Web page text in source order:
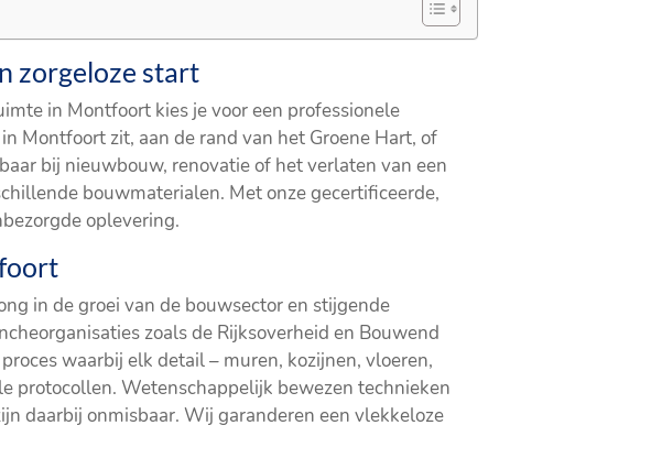
zorgeloze start
in Montfoort kies je voor een professionele
Montfoort zit, aan de rand van het Groene Hart, of
bij nieuwbouw, renovatie of het verlaten van een
bouwmaterialen. Met onze gecertificeerde,
oplevering.
in de groei van de bouwsector en stijgende
zoals de Rijksoverheid en Bouwend
waarbij elk detail – muren, kozijnen, vloeren,
protocollen. Wetenschappelijk bewezen technieken
daarbij onmisbaar. Wij garanderen een vlekkeloze